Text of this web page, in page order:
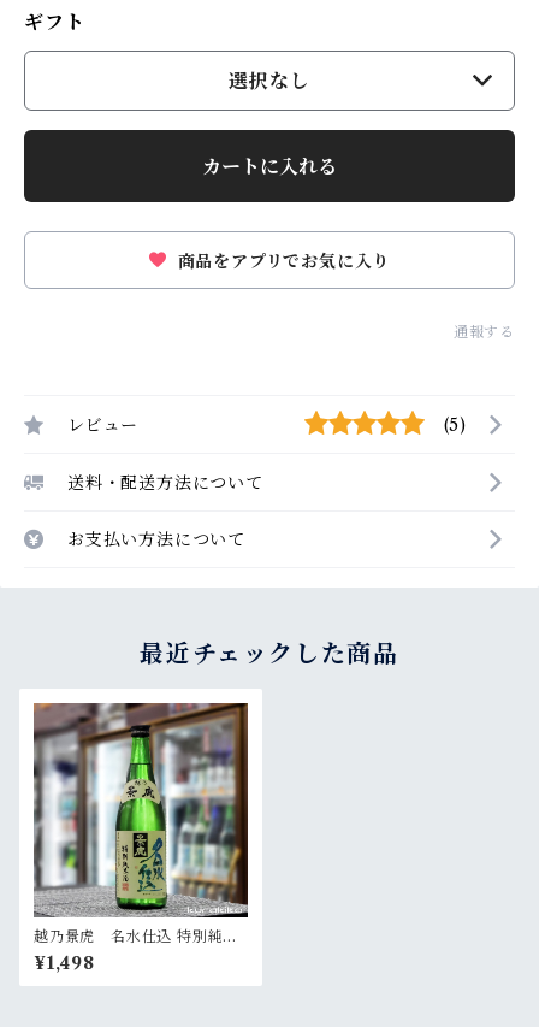
ギフト
選択なし
カートに入れる
商品をアプリでお気に入り
通報する
レビュー (5)
送料・配送方法について
お支払い方法について
最近チェックした商品
越乃景虎 名水仕込 特別純米
酒 720ml
¥1,498